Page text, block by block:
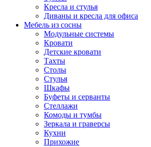
Кресла и стулья
Диваны и кресла для офиса
Мебель из сосны
Модульные системы
Кровати
Детские кровати
Тахты
Столы
Стулья
Шкафы
Буфеты и серванты
Стеллажи
Комоды и тумбы
Зеркала и граверсы
Кухни
Прихожие